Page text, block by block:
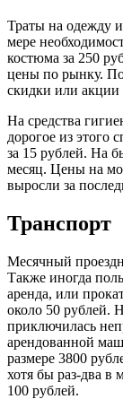
Траты на одежду
мере
костюма за 250
цены по рынку.
скидки или акции
На средства
дорогое из этого
за 15 рублей. На
месяц. Цены на
выросли за
Транспорт
Месячный
Также иногда
аренда, или
около 50 рублей.
приключилась
арендованной
размере 3800
хотя бы раз-два в
100 рублей.